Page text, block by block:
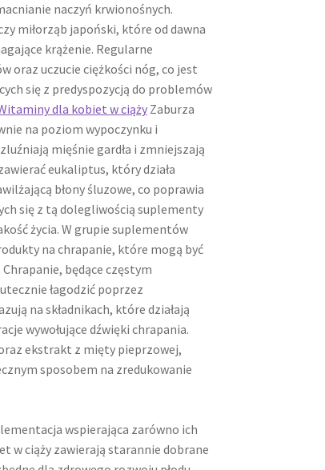
naczyń krwionośnych.
miłorząb japoński, które od dawna
krążenie. Regularne
oraz uczucie ciężkości nóg, co jest
się z predyspozycją do problemów
dla kobiet w ciążyZaburza
na poziom wypoczynku i
mięśnie gardła i zmniejszają
eukaliptus, który działa
błony śluzowe, co poprawia
się z tą dolegliwością suplementy
życia. W grupie suplementów
na chrapanie, które mogą być
będące częstym
łagodzić poprzez
na składnikach, które działają
wywołujące dźwięki chrapania.
ekstrakt z mięty pieprzowej,
sposobem na zredukowanie
wspierająca zarówno ich
w ciąży zawierają starannie dobrane